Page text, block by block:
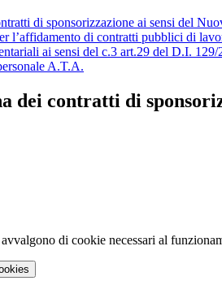
di sponsorizzazione ai sensi del
l’affidamento di contratti pubblici di
ai sensi del c.3 art.29 del D.I. 129/
A.T.A.
dei contratti di
di cookie necessari al